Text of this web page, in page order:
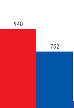
940
752